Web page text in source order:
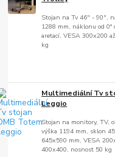
Stojan na Tv 46" - 90",
1288 mm, náklonu od 0°
aretací, VESA 300x200
kg
Multimediální Tv
Leggio
Stojan na monitory, TV,
výška 1194 mm, sklon
645x590 mm, VESA
400x400, nosnost 50 kg